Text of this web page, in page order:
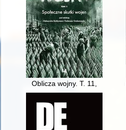
Oblicza wojny. T. 11,